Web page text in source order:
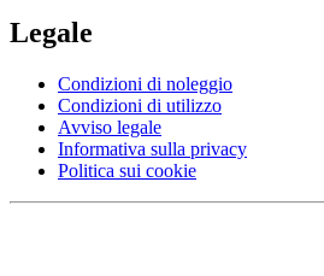
Legale
Condizioni di noleggio
Condizioni di utilizzo
Avviso legale
Informativa sulla privacy
Politica sui cookie